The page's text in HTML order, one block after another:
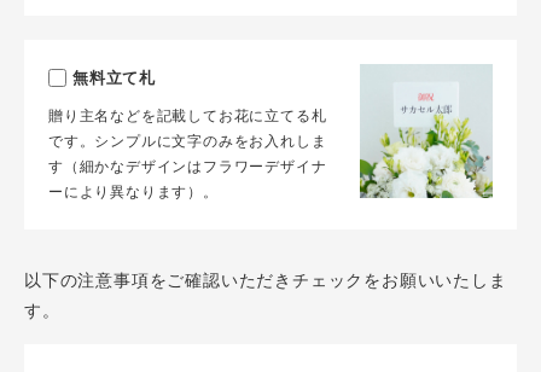
無料立て札
贈り主名などを記載してお花に立てる札
です。シンプルに文字のみをお入れしま
す（細かなデザインはフラワーデザイナ
ーにより異なります）。
以下の注意事項をご確認いただきチェックをお願いいたしま
す。